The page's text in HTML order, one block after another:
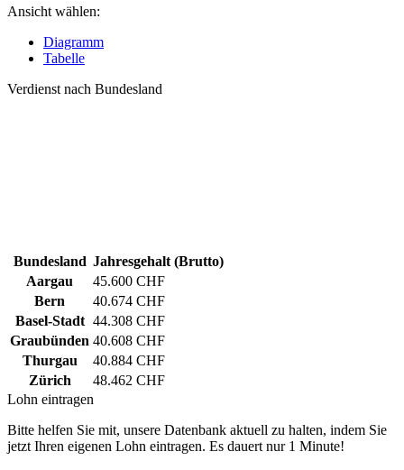
Ansicht wählen:
Diagramm
Tabelle
Verdienst nach Bundesland
Bundesland Jahresgehalt (Brutto)
Aargau
45.600 CHF
Bern
40.674 CHF
Basel-Stadt 44.308 CHF
Graubünden 40.608 CHF
Thurgau
40.884 CHF
Zürich
48.462 CHF
Lohn eintragen
Bitte helfen Sie mit, unsere Datenbank aktuell zu halten, indem Sie
jetzt Ihren eigenen Lohn eintragen. Es dauert nur 1 Minute!